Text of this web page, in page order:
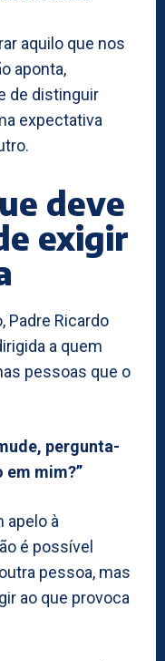
aquilo que nos
aponta,
de distinguir
expectativa
deve
exigir
Padre Ricardo
a quem
pessoas que o
pergunta-
em mim?”
apelo à
é possível
pessoa, mas
ao que provoca